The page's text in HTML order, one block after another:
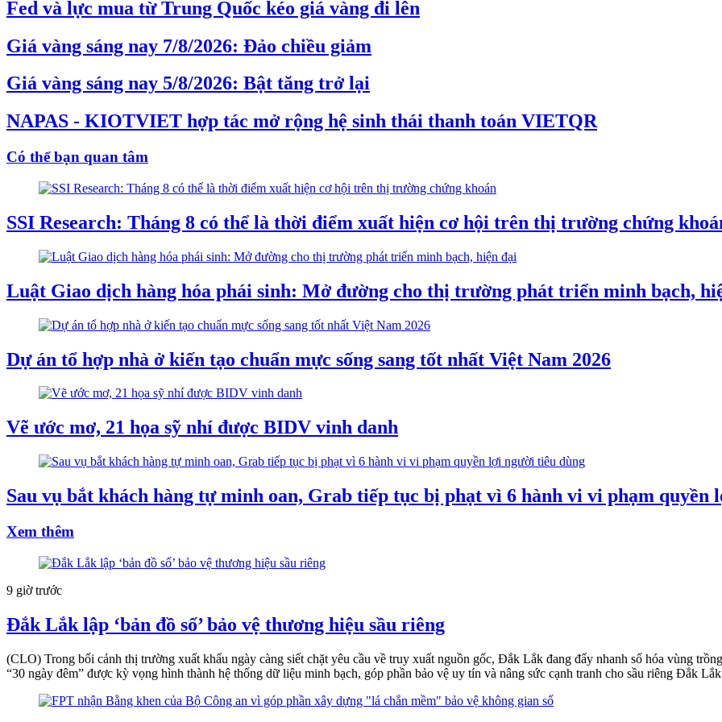
Fed và lực mua từ Trung Quốc kéo giá vàng đi lên
Giá vàng sáng nay 7/8/2026: Đảo chiều giảm
Giá vàng sáng nay 5/8/2026: Bật tăng trở lại
NAPAS - KIOTVIET hợp tác mở rộng hệ sinh thái thanh toán VIETQR
Có thể bạn quan tâm
SSI Research: Tháng 8 có thể là thời điểm xuất hiện cơ hội trên thị trường chứng
Luật Giao dịch hàng hóa phái sinh: Mở đường cho thị trường phát triển minh bạch,
Dự án tổ hợp nhà ở kiến tạo chuẩn mực sống sang tốt nhất Việt Nam 2026
Vẽ ước mơ, 21 họa sỹ nhí được BIDV vinh danh
Sau vụ bắt khách hàng tự minh oan, Grab tiếp tục bị phạt vì 6 hành vi vi phạm quyền
Xem thêm
9 giờ trước
Đắk Lắk lập ‘bản đồ số’ bảo vệ thương hiệu sầu riêng
(CLO) Trong bối cảnh thị trường xuất khẩu ngày càng siết chặt yêu cầu về truy xuất nguồn gốc, Đắk Lắk đang đẩy nhanh số hóa vùng
“30 ngày đêm” được kỳ vọng hình thành hệ thống dữ liệu minh bạch, góp phần bảo vệ uy tín và nâng sức cạnh tranh cho sầu riêng Đắk